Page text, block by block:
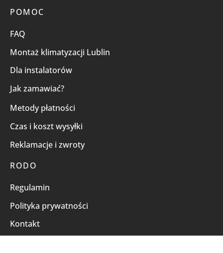
POMOC
FAQ
Montaż klimatyzacji Lublin
Dla instalatorów
Jak zamawiać?
Metody płatności
Czas i koszt wysyłki
Reklamacje i zwroty
RODO
Regulamin
Polityka prywatności
Kontakt